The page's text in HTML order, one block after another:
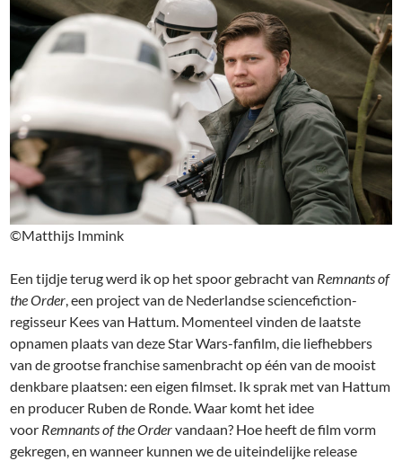
©Matthijs Immink
Een tijdje terug werd ik op het spoor gebracht van Remnants of
the Order, een project van de Nederlandse sciencefiction-
regisseur Kees van Hattum. Momenteel vinden de laatste
opnamen plaats van deze Star Wars-fanfilm, die liefhebbers
van de grootse franchise samenbracht op één van de mooist
denkbare plaatsen: een eigen filmset. Ik sprak met van Hattum
en producer Ruben de Ronde. Waar komt het idee
voor Remnants of the Ordervandaan? Hoe heeft de film vorm
gekregen, en wanneer kunnen we de uiteindelijke release